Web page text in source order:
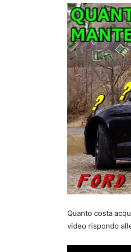
Quanto costa
video rispondo